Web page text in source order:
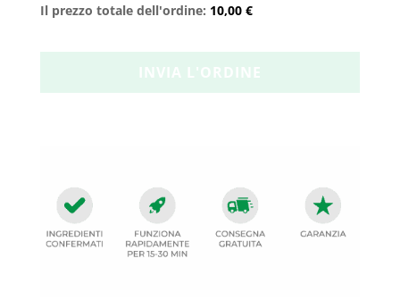
Il prezzo totale dell'ordine: 10,00 €